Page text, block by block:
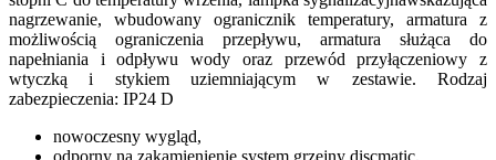
nagrzewanie, wbudowany ogranicznik temperatury, armatura z
możliwością ograniczenia przepływu, armatura służąca do
napełniania i odpływu wody oraz przewód przyłączeniowy z
wtyczką i stykiem uziemniającym w zestawie. Rodzaj
zabezpieczenia: IP24 D
nowoczesny wygląd,